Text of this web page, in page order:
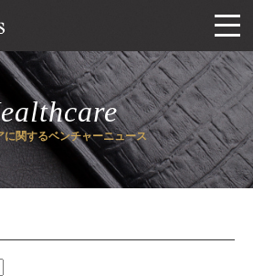
に関するベンチャーニュース